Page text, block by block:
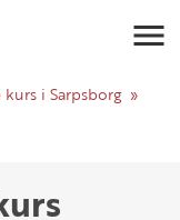
i Sarpsborg